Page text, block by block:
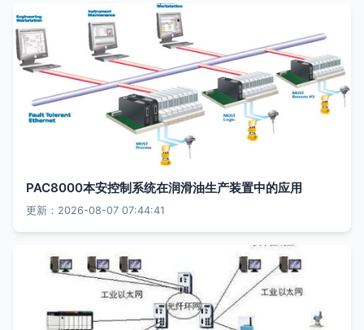
PAC8000本安控制系统在润滑油生产装置中的应用
更新：2026-08-07 07:44:41